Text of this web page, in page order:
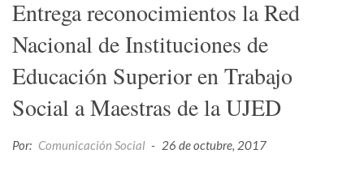
Entrega reconocimientos la Red
Nacional de Instituciones de
Educación Superior en Trabajo
Social a Maestras de la UJED
Por: Comunicación Social - 26 de octubre, 2017